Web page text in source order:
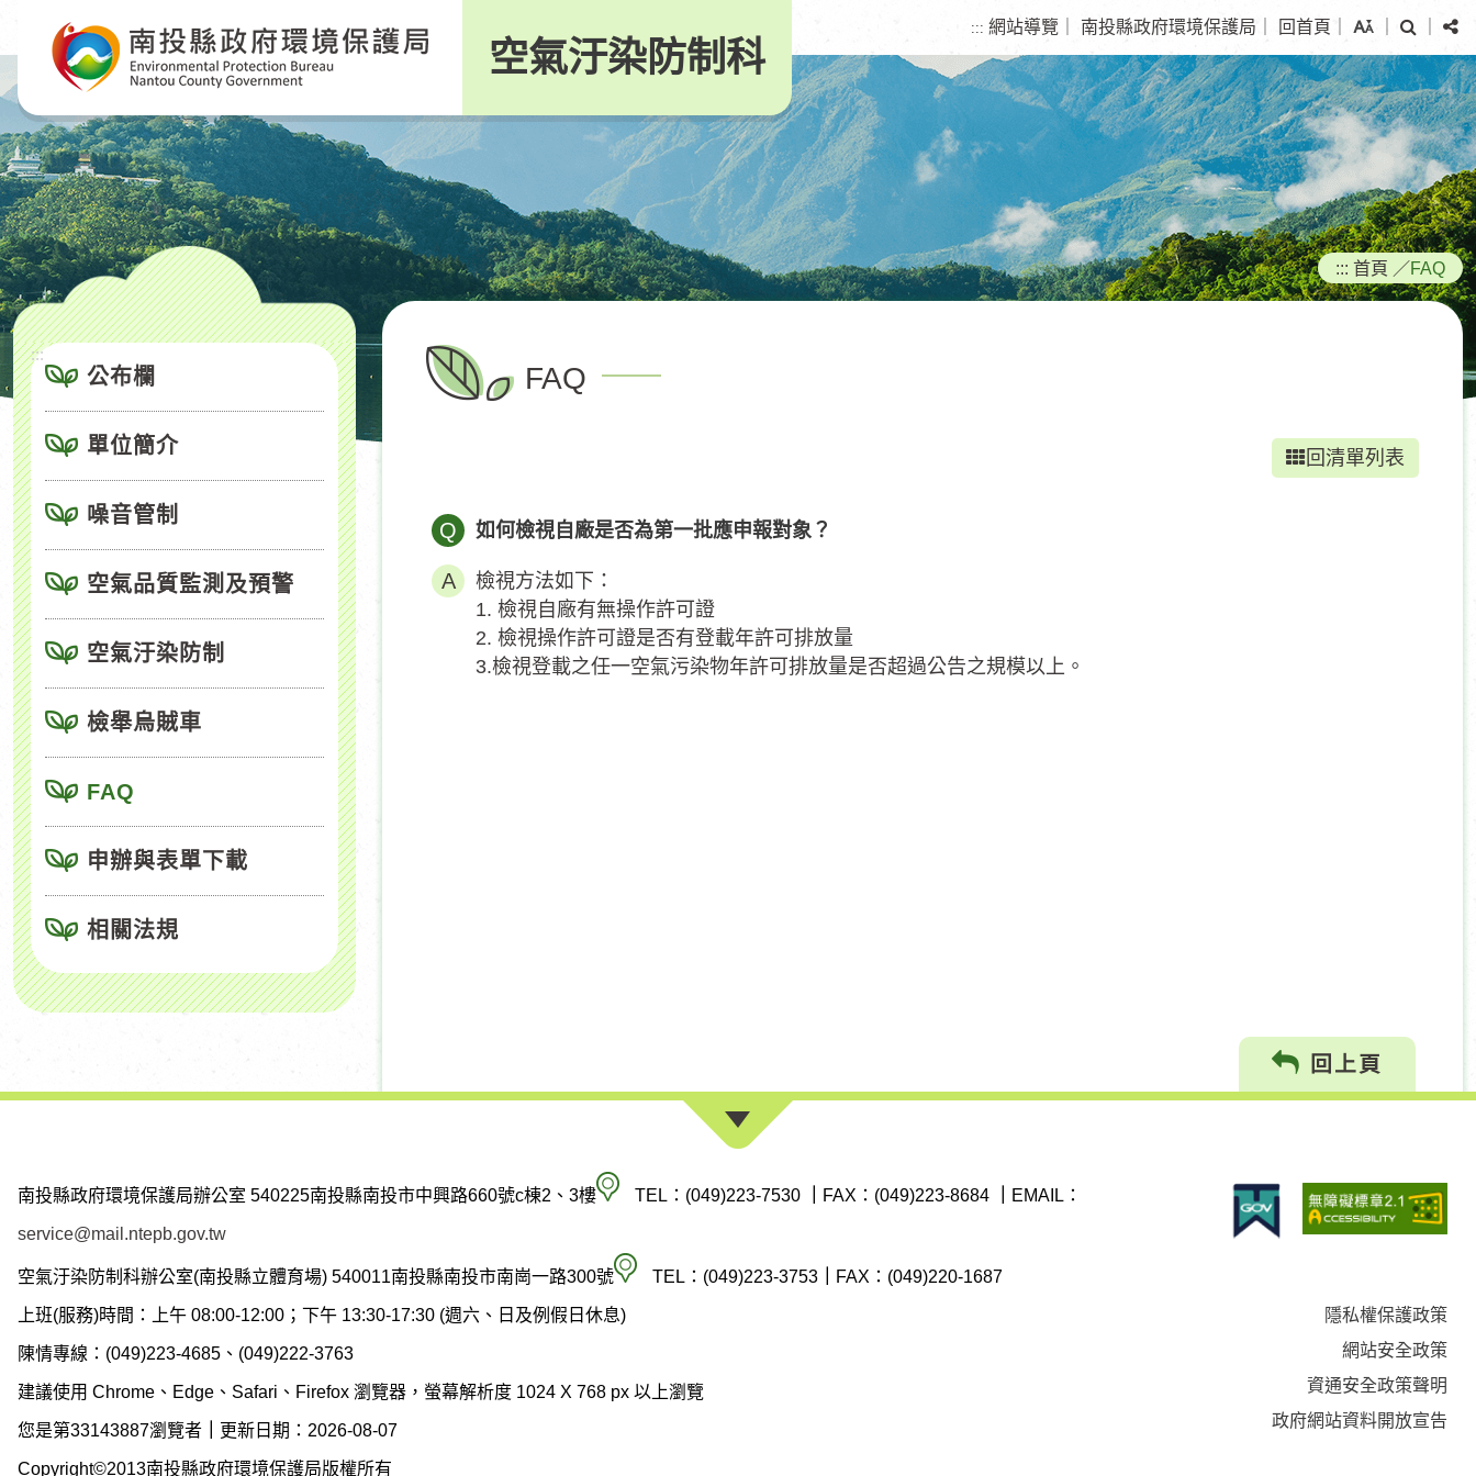
要
內
容
區
塊
空氣汙染防制科
::: 網站導覽 南投縣政府環境保護局 回首頁
尋
分
享
:::
公布欄
單位簡介
噪音管制
空氣品質監測及預警
空氣汙染防制
檢舉烏賊車
FAQ
申辦與表單下載
相關法規
::: 首頁 ／FAQ
FAQ
回清單列表
Q 如何檢視自廠是否為第一批應申報對象？
檢視方法如下：
1. 檢視自廠有無操作許可證
2. 檢視操作許可證是否有登載年許可排放量
3.檢視登載之任一空氣污染物年許可排放量是否超過公告之規模以上。
回上頁
南投縣政府環境保護局辦公室 540225南投縣南投市中興路660號c棟2、3樓南
縣
政
環
TEL：(049)223-7530 FAX：(049)223-8684 EMAIL：
service@mail.ntepb.gov.tw
空氣汙染防制科辦公室(南投縣立體育場) 540011南投縣南投市南崗一路300號空
氣
染
TEL：(049)223-3753 FAX：(049)220-1687
上班(服務)時間：上午 08:00-12:00；下午 13:30-17:30 (週六、日及例假日休息)
陳情專線：(049)223-4685、(049)222-3763
建議使用 Chrome、Edge、Safari、Firefox 瀏覽器，螢幕解析度 1024 X 768 px 以上瀏覽
您是第33143887瀏覽者 更新日期：2026-08-07
Copyright©2013南投縣政府環境保護局版權所有
隱私權保護政策
網站安全政策
資通安全政策聲明
政府網站資料開放宣告